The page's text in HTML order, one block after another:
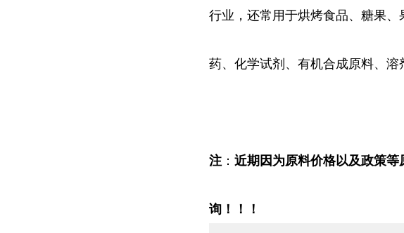
行业，还常用于烘烤食品、糖果
药、化学试剂、有机合成原料、溶
注 ： 近期因为原料价格以及政策
询！！！